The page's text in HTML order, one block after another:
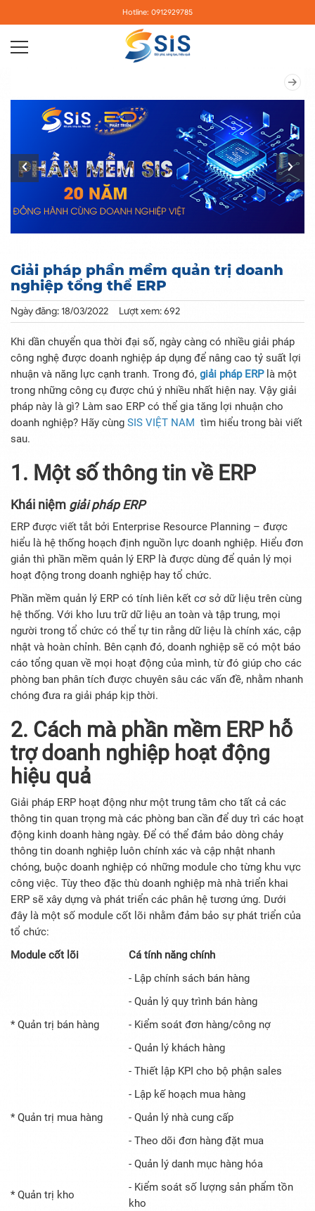
Hotline: 0912929785
Giải pháp phần mềm quản trị doanh
nghiệp tổng thể ERP
Ngày đăng: 18/03/2022 Lượt xem: 692
Khi dần chuyển qua thời đại số, ngày càng có nhiều giải pháp
công nghệ được doanh nghiệp áp dụng để nâng cao tỷ suất lợi
nhuận và năng lực cạnh tranh. Trong đó, giải pháp ERP là một
trong những công cụ được chú ý nhiều nhất hiện nay. Vậy giải
pháp này là gì? Làm sao ERP có thể gia tăng lợi nhuận cho
doanh nghiệp? Hãy cùng SIS VIỆT NAM tìm hiểu trong bài viết
sau.
1. Một số thông tin về ERP
Khái niệm giải pháp ERP
ERP được viết tắt bởi Enterprise Resource Planning – được
hiểu là hệ thống hoạch định nguồn lực doanh nghiệp. Hiểu đơn
giản thì phần mềm quản lý ERP là được dùng để quản lý mọi
hoạt động trong doanh nghiệp hay tổ chức.
Phần mềm quản lý ERP có tính liên kết cơ sở dữ liệu trên cùng
hệ thống. Với kho lưu trữ dữ liệu an toàn và tập trung, mọi
người trong tổ chức có thể tự tin rằng dữ liệu là chính xác, cập
nhật và hoàn chỉnh. Bên cạnh đó, doanh nghiệp sẽ có một báo
cáo tổng quan về mọi hoạt động của mình, từ đó giúp cho các
phòng ban phân tích được chuyên sâu các vấn đề, nhằm nhanh
chóng đưa ra giải pháp kịp thời.
2. Cách mà phần mềm ERP hỗ
trợ doanh nghiệp hoạt động
hiệu quả
Giải pháp ERP hoạt động như một trung tâm cho tất cả các
thông tin quan trọng mà các phòng ban cần để duy trì các hoạt
động kinh doanh hàng ngày. Để có thể đảm bảo dòng chảy
thông tin doanh nghiệp luôn chính xác và cập nhật nhanh
chóng, buộc doanh nghiệp có những module cho từng khu vực
công việc. Tùy theo đặc thù doanh nghiệp mà nhà triển khai
ERP sẽ xây dựng và phát triển các phân hệ tương ứng. Dưới
đây là một số module cốt lõi nhằm đảm bảo sự phát triển của
tổ chức:
Module cốt lõi
Cá tính năng chính
* Quản trị bán hàng
- Lập chính sách bán hàng
- Quản lý quy trình bán hàng
- Kiểm soát đơn hàng/công nợ
- Quản lý khách hàng
- Thiết lập KPI cho bộ phận sales
* Quản trị mua hàng
- Lập kế hoạch mua hàng
- Quản lý nhà cung cấp
- Theo dõi đơn hàng đặt mua
* Quản trị kho
- Quản lý danh mục hàng hóa
- Kiểm soát số lượng sản phẩm tồn
kho